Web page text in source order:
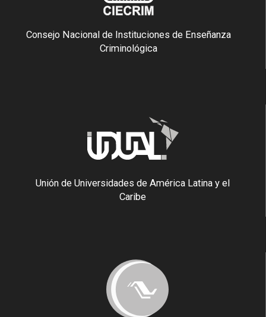
Consejo Nacional de Instituciones de Enseñanza
Criminológica
Unión de Universidades de América Latina y el
Caribe